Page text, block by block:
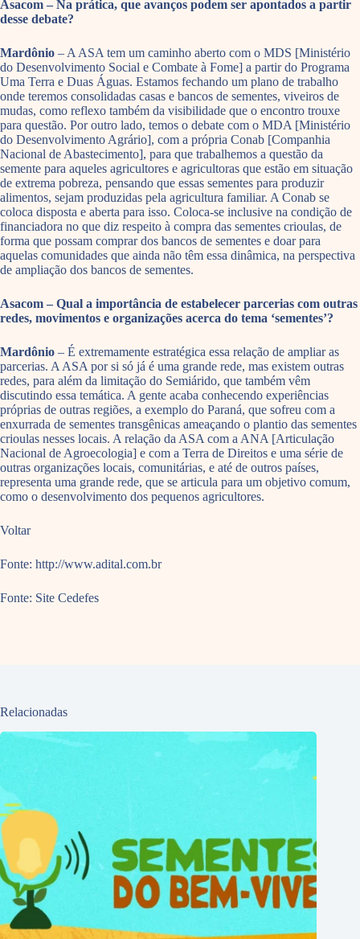
Asacom – Na prática, que avanços podem ser apontados a partir
desse debate?
Mardônio – A ASA tem um caminho aberto com o MDS [Ministério
do Desenvolvimento Social e Combate à Fome] a partir do Programa
Uma Terra e Duas Águas. Estamos fechando um plano de trabalho
onde teremos consolidadas casas e bancos de sementes, viveiros de
mudas, como reflexo também da visibilidade que o encontro trouxe
para questão. Por outro lado, temos o debate com o MDA [Ministério
do Desenvolvimento Agrário], com a própria Conab [Companhia
Nacional de Abastecimento], para que trabalhemos a questão da
semente para aqueles agricultores e agricultoras que estão em situação
de extrema pobreza, pensando que essas sementes para produzir
alimentos, sejam produzidas pela agricultura familiar. A Conab se
coloca disposta e aberta para isso. Coloca-se inclusive na condição de
financiadora no que diz respeito à compra das sementes crioulas, de
forma que possam comprar dos bancos de sementes e doar para
aquelas comunidades que ainda não têm essa dinâmica, na perspectiva
de ampliação dos bancos de sementes.
Asacom – Qual a importância de estabelecer parcerias com outras
redes, movimentos e organizações acerca do tema ‘sementes’?
Mardônio – É extremamente estratégica essa relação de ampliar as
parcerias. A ASA por si só já é uma grande rede, mas existem outras
redes, para além da limitação do Semiárido, que também vêm
discutindo essa temática. A gente acaba conhecendo experiências
próprias de outras regiões, a exemplo do Paraná, que sofreu com a
enxurrada de sementes transgênicas ameaçando o plantio das sementes
crioulas nesses locais. A relação da ASA com a ANA [Articulação
Nacional de Agroecologia] e com a Terra de Direitos e uma série de
outras organizações locais, comunitárias, e até de outros países,
representa uma grande rede, que se articula para um objetivo comum,
como o desenvolvimento dos pequenos agricultores.
Voltar
Fonte: http://www.adital.com.br
Fonte: Site Cedefes
Relacionadas